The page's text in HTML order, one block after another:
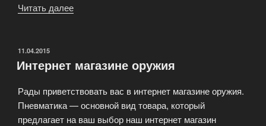
Читать далее
ОПУБЛИКОВАНО
11.04.2015
Интернет магазине оружия
Рады приветствовать вас в интернет магазине оружия.
Пневматика — основной вид товара, который
предлагает на ваш выбор наш интернет магазин